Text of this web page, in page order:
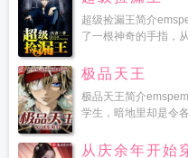
超级捡漏王简介
了一根神奇的手指，
极品天王
极品天王简介
学生，暗地里却是令
从庆余年开始